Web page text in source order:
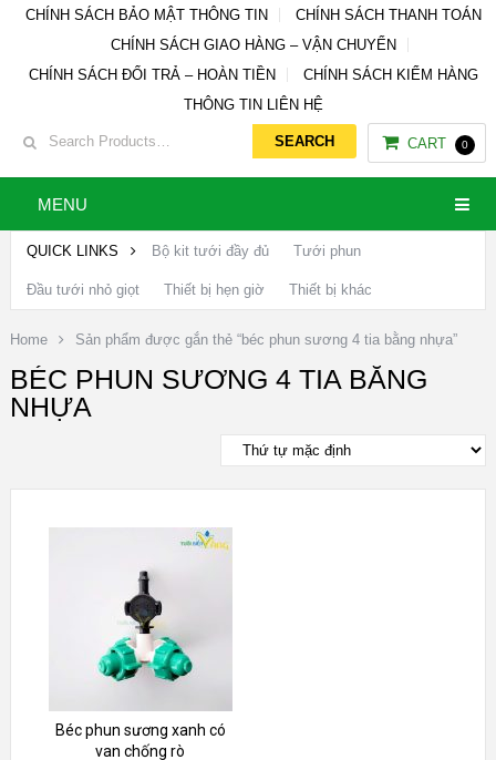
CHÍNH SÁCH BẢO MẬT THÔNG TIN
CHÍNH SÁCH THANH TOÁN
CHÍNH SÁCH GIAO HÀNG – VẬN CHUYỂN
CHÍNH SÁCH ĐỔI TRẢ – HOÀN TIỀN
CHÍNH SÁCH KIỂM HÀNG
THÔNG TIN LIÊN HỆ
CART 0
MENU
QUICK LINKS Bộ kit tưới đầy đủ Tưới phun
Đầu tưới nhỏ giọt Thiết bị hẹn giờ Thiết bị khác
Home Sản phẩm được gắn thẻ “béc phun sương 4 tia bằng nhựa”
BÉC PHUN SƯƠNG 4 TIA BẰNG
NHỰA
Béc phun sương xanh có
van chống rò